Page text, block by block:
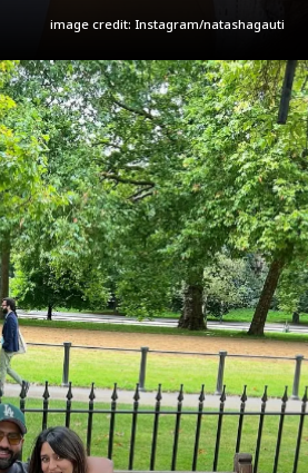
image credit: Instagram/natashagauti